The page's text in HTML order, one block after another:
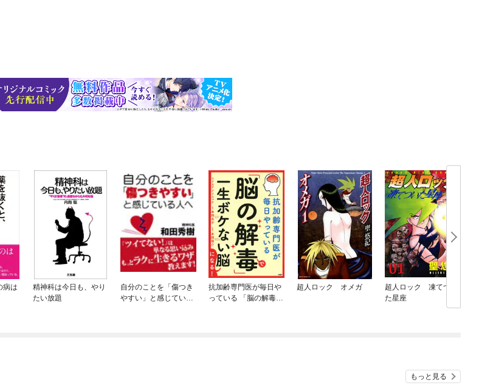
病は
精神科は今日も、やり
たい放題
自分のことを「傷つき
やすい」と感じている
抗加齢専門医が毎日や
っている 「脳の解毒」
超人ロック オメガ
超人ロック 凍てつい
た星座
もっと見る